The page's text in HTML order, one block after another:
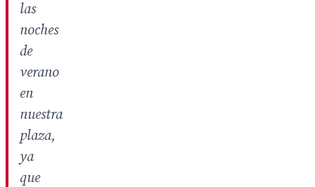
las
noches
de
verano
en
nuestra
plaza,
ya
que